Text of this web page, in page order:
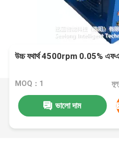
উচ্চ যথার্থ 4500rpm 0.05%
MOQ：1
ভালো দাম